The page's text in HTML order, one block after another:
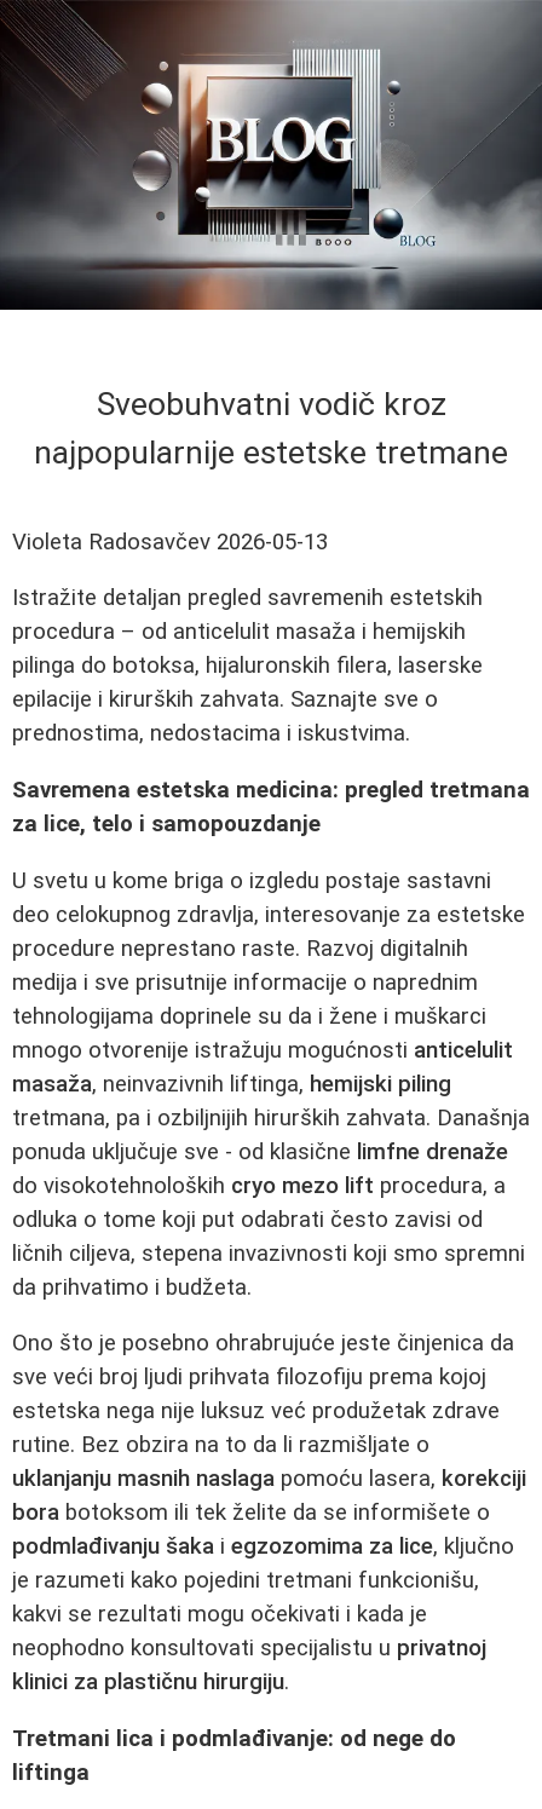
Sveobuhvatni vodič kroz
najpopularnije estetske tretmane
Violeta Radosavčev 2026-05-13
Istražite detaljan pregled savremenih estetskih
procedura – od anticelulit masaža i hemijskih
pilinga do botoksa, hijaluronskih filera, laserske
epilacije i kirurških zahvata. Saznajte sve o
prednostima, nedostacima i iskustvima.
Savremena estetska medicina: pregled tretmana
za lice, telo i samopouzdanje
U svetu u kome briga o izgledu postaje sastavni
deo celokupnog zdravlja, interesovanje za estetske
procedure neprestano raste. Razvoj digitalnih
medija i sve prisutnije informacije o naprednim
tehnologijama doprinele su da i žene i muškarci
mnogo otvorenije istražuju mogućnosti anticelulit
masaža, neinvazivnih liftinga, hemijski piling
tretmana, pa i ozbiljnijih hirurških zahvata. Današnja
ponuda uključuje sve - od klasične limfne drenaže
do visokotehnoloških cryo mezo lift procedura, a
odluka o tome koji put odabrati često zavisi od
ličnih ciljeva, stepena invazivnosti koji smo spremni
da prihvatimo i budžeta.
Ono što je posebno ohrabrujuće jeste činjenica da
sve veći broj ljudi prihvata filozofiju prema kojoj
estetska nega nije luksuz već produžetak zdrave
rutine. Bez obzira na to da li razmišljate o
uklanjanju masnih naslaga pomoću lasera, korekciji
bora botoksom ili tek želite da se informišete o
podmlađivanju šaka i egzozomima za lice, ključno
je razumeti kako pojedini tretmani funkcionišu,
kakvi se rezultati mogu očekivati i kada je
neophodno konsultovati specijalistu u privatnoj
klinici za plastičnu hirurgiju.
Tretmani lica i podmlađivanje: od nege do
liftinga